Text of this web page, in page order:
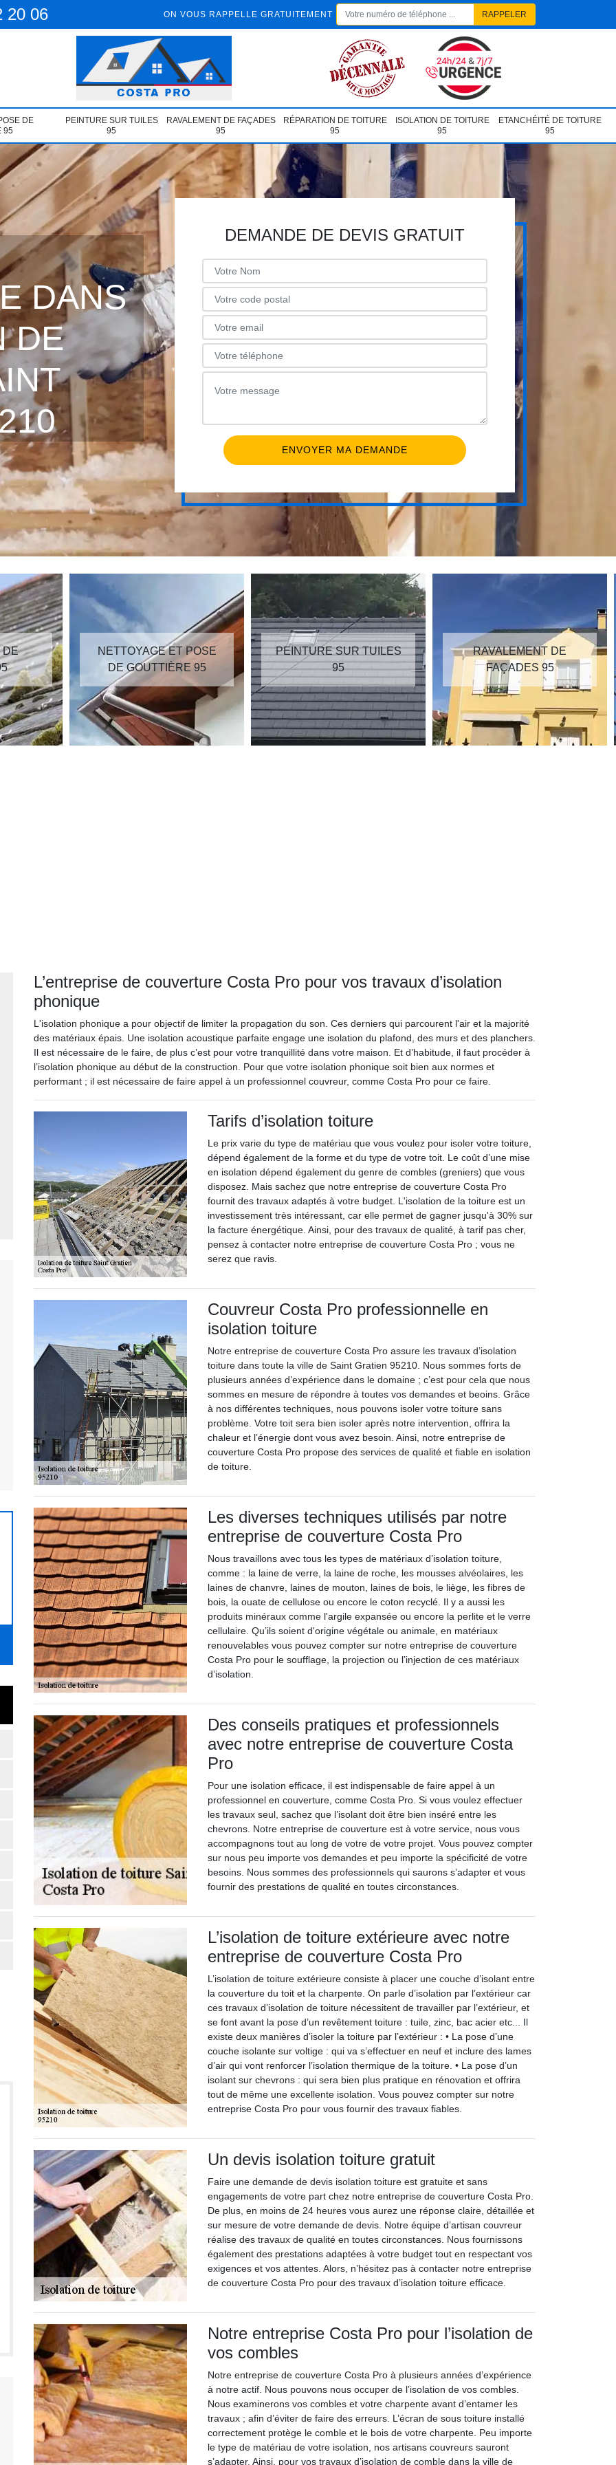
20 06 ON VOUS RAPPELLE GRATUITEMENT
DE
95
PEINTURE SUR TUILES
95
RAVALEMENT DE FAÇADES
95
RÉPARATION DE TOITURE
95
ISOLATION DE TOITURE
95
ETANCHÉITÉ DE TOITURE
95
DANS
DE
DEMANDE DE DEVIS GRATUIT
ET POSE
95
PEINTURE SUR TUILES
95
RAVALEMENT DE
FAÇADES 95
RÉPARATION DE
TOITURE 95
L’entreprise de couverture Costa Pro pour vos travaux d’isolation
phonique
L'isolation phonique a pour objectif de limiter la propagation du son. Ces derniers qui parcourent l'air et la majorité
des matériaux épais. Une isolation acoustique parfaite engage une isolation du plafond, des murs et des planchers.
Il est nécessaire de le faire, de plus c’est pour votre tranquillité dans votre maison. Et d’habitude, il faut procéder à
l’isolation phonique au début de la construction. Pour que votre isolation phonique soit bien aux normes et
performant ; il est nécessaire de faire appel à un professionnel couvreur, comme Costa Pro pour ce faire.
Tarifs d’isolation toiture
Le prix varie du type de matériau que vous voulez pour isoler votre toiture,
dépend également de la forme et du type de votre toit. Le coût d’une mise
en isolation dépend également du genre de combles (greniers) que vous
disposez. Mais sachez que notre entreprise de couverture Costa Pro
fournit des travaux adaptés à votre budget. L'isolation de la toiture est un
investissement très intéressant, car elle permet de gagner jusqu'à 30% sur
la facture énergétique. Ainsi, pour des travaux de qualité, à tarif pas cher,
pensez à contacter notre entreprise de couverture Costa Pro ; vous ne
serez que ravis.
Couvreur Costa Pro professionnelle en
isolation toiture
Notre entreprise de couverture Costa Pro assure les travaux d’isolation
toiture dans toute la ville de Saint Gratien 95210. Nous sommes forts de
plusieurs années d’expérience dans le domaine ; c’est pour cela que nous
sommes en mesure de répondre à toutes vos demandes et beoins. Grâce
à nos différentes techniques, nous pouvons isoler votre toiture sans
problème. Votre toit sera bien isoler après notre intervention, offrira la
chaleur et l’énergie dont vous avez besoin. Ainsi, notre entreprise de
couverture Costa Pro propose des services de qualité et fiable en isolation
de toiture.
Les diverses techniques utilisés par notre
entreprise de couverture Costa Pro
Nous travaillons avec tous les types de matériaux d’isolation toiture,
comme : la laine de verre, la laine de roche, les mousses alvéolaires, les
laines de chanvre, laines de mouton, laines de bois, le liège, les fibres de
bois, la ouate de cellulose ou encore le coton recyclé. Il y a aussi les
produits minéraux comme l'argile expansée ou encore la perlite et le verre
cellulaire. Qu’ils soient d'origine végétale ou animale, en matériaux
renouvelables vous pouvez compter sur notre entreprise de couverture
Costa Pro pour le soufflage, la projection ou l’injection de ces matériaux
d’isolation.
Des conseils pratiques et professionnels
avec notre entreprise de couverture Costa
Pro
Pour une isolation efficace, il est indispensable de faire appel à un
professionnel en couverture, comme Costa Pro. Si vous voulez effectuer
les travaux seul, sachez que l’isolant doit être bien inséré entre les
chevrons. Notre entreprise de couverture est à votre service, nous vous
accompagnons tout au long de votre de votre projet. Vous pouvez compter
sur nous peu importe vos demandes et peu importe la spécificité de votre
besoins. Nous sommes des professionnels qui saurons s’adapter et vous
fournir des prestations de qualité en toutes circonstances.
L’isolation de toiture extérieure avec notre
entreprise de couverture Costa Pro
L’isolation de toiture extérieure consiste à placer une couche d’isolant entre
la couverture du toit et la charpente. On parle d’isolation par l’extérieur car
ces travaux d’isolation de toiture nécessitent de travailler par l’extérieur, et
se font avant la pose d’un revêtement toiture : tuile, zinc, bac acier etc... Il
existe deux manières d’isoler la toiture par l’extérieur : • La pose d’une
couche isolante sur voltige : qui va s’effectuer en neuf et inclure des lames
d’air qui vont renforcer l’isolation thermique de la toiture. • La pose d’un
isolant sur chevrons : qui sera bien plus pratique en rénovation et offrira
tout de même une excellente isolation. Vous pouvez compter sur notre
entreprise Costa Pro pour vous fournir des travaux fiables.
Un devis isolation toiture gratuit
Faire une demande de devis isolation toiture est gratuite et sans
engagements de votre part chez notre entreprise de couverture Costa Pro.
De plus, en moins de 24 heures vous aurez une réponse claire, détaillée et
sur mesure de votre demande de devis. Notre équipe d’artisan couvreur
réalise des travaux de qualité en toutes circonstances. Nous fournissons
également des prestations adaptées à votre budget tout en respectant vos
exigences et vos attentes. Alors, n’hésitez pas à contacter notre entreprise
de couverture Costa Pro pour des travaux d’isolation toiture efficace.
Notre entreprise Costa Pro pour l’isolation de
vos combles
Notre entreprise de couverture Costa Pro à plusieurs années d’expérience
à notre actif. Nous pouvons nous occuper de l’isolation de vos combles.
Nous examinerons vos combles et votre charpente avant d’entamer les
travaux ; afin d’éviter de faire des erreurs. L’écran de sous toiture installé
correctement protège le comble et le bois de votre charpente. Peu importe
le type de matériau de votre isolation, nos artisans couvreurs sauront
s’adapter. Ainsi, pour vos travaux d’isolation de comble dans la ville de